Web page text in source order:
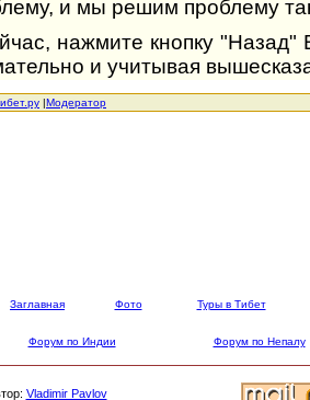
и мы решим проблему
нажмите кнопку
и учитывая
|Модератор
Заглавная Фото Туры в Тибет
Форум по Индии Форум по Непалу
Vladimir Pavlov